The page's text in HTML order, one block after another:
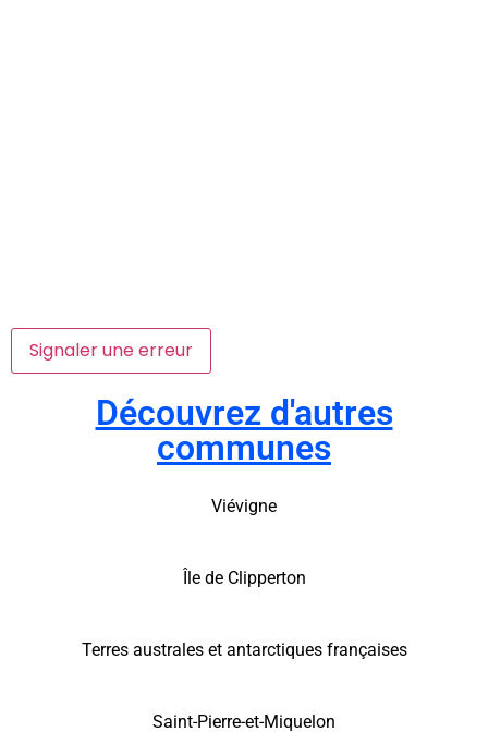
Signaler une erreur
Découvrez d'autres
communes
Viévigne
Île de Clipperton
Terres australes et antarctiques françaises
Saint-Pierre-et-Miquelon